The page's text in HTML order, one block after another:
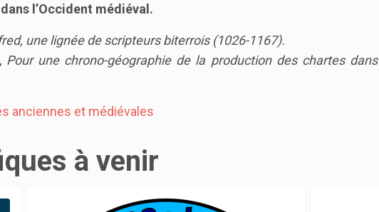
l’Occident médiéval.
une lignée de scripteurs biterrois (1026-1167).
Pour une chrono-géographie de la production des chartes dans
anciennes et médiévales
à venir